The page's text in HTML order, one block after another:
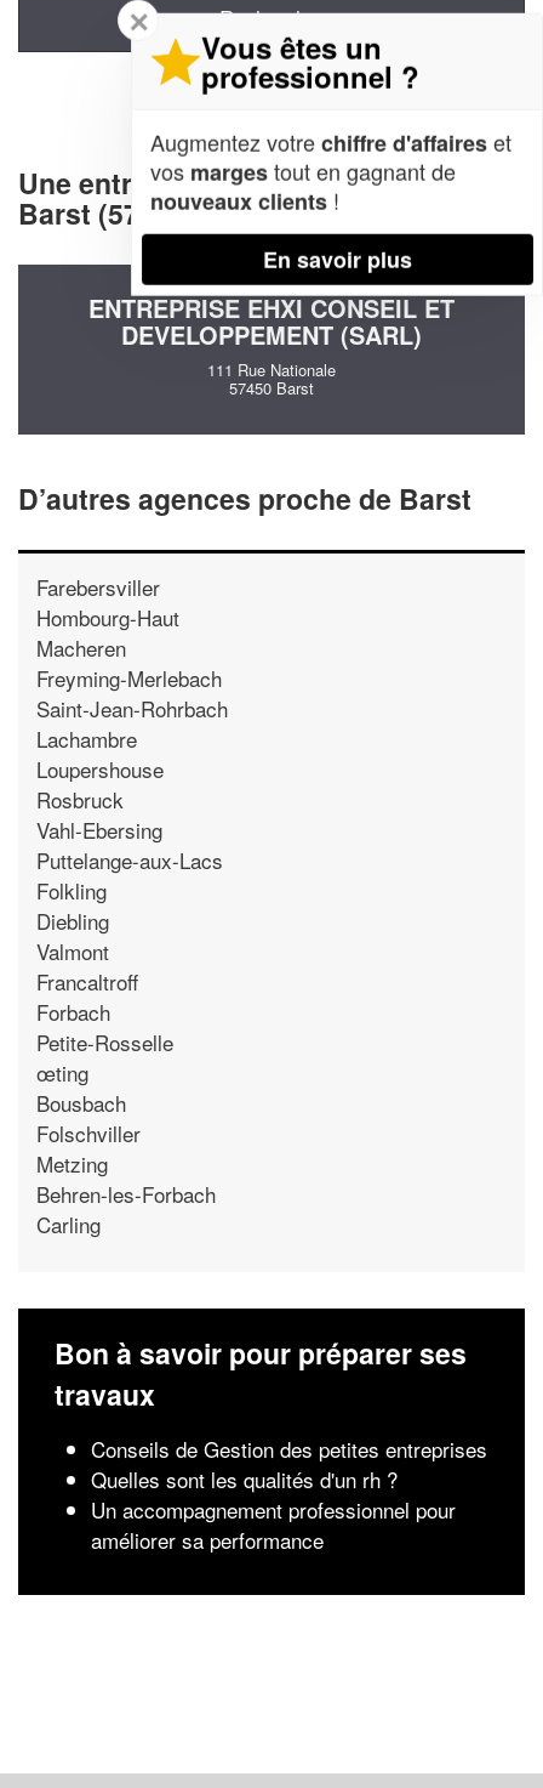
Une entreprise decommunication à
Barst (57450)
ENTREPRISE EHXI CONSEIL ET
DEVELOPPEMENT (SARL)
111 Rue Nationale
57450 Barst
D’autres agences proche de Barst
Farebersviller
Hombourg-Haut
Macheren
Freyming-Merlebach
Saint-Jean-Rohrbach
Lachambre
Loupershouse
Rosbruck
Vahl-Ebersing
Puttelange-aux-Lacs
Folkling
Diebling
Valmont
Francaltroff
Forbach
Petite-Rosselle
œting
Bousbach
Folschviller
Metzing
Behren-les-Forbach
Carling
Bon à savoir pour préparer ses
travaux
Conseils de Gestion des petites entreprises
Quelles sont les qualités d'un rh ?
Un accompagnement professionnel pour
améliorer sa performance
✕
Vous êtes un
professionnel ?
Augmentez votrechiffre d'affaireset
vos margestout en gagnant de
nouveaux clients !
En savoir plus